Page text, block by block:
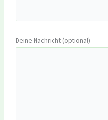
Deine Nachricht (optional)